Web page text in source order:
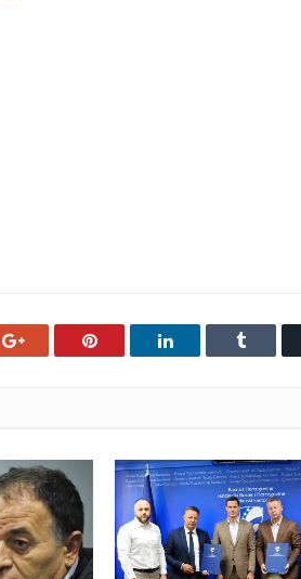
Google+ Pinterest LinkedIn Tumblr